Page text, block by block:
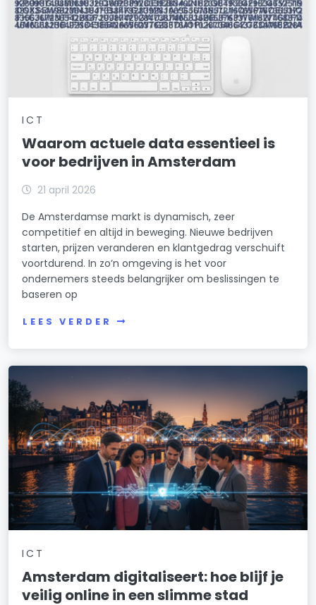
ICT
Waarom actuele data essentieel is
voor bedrijven in Amsterdam
21 april 2026
De Amsterdamse markt is dynamisch, zeer
competitief en altijd in beweging. Nieuwe bedrijven
starten, prijzen veranderen en klantgedrag verschuift
voortdurend. In zo’n omgeving is het voor
ondernemers steeds belangrijker om beslissingen te
baseren op
LEES VERDER
ICT
Amsterdam digitaliseert: hoe blijf je
veilig online in een slimme stad